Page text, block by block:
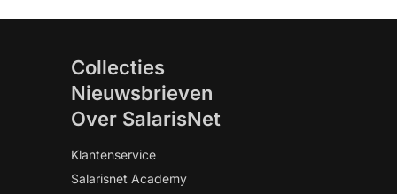
Collecties
Nieuwsbrieven
Over SalarisNet
Klantenservice
Salarisnet Academy